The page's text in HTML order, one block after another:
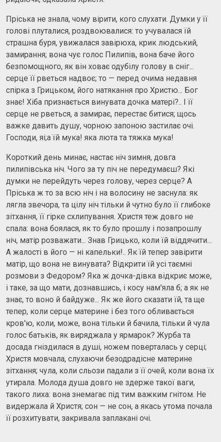
Пріська не знала, чому вірити, кого слухати. Думки у її
голові плуталися, роздвоювалися: то учувалася їй
страшна буря, увижалася завірюха, крик людський,
замирання; вона чує голос Пилипів, вона баче його
безпомощного, як він ховає одубілу голову в сніг...
серце її рветься надвоє; то — перед очима недавня
спірка з Грицьком, його натякання про Христю... Бог
знає! Хіба признається винувата дочка матері?.. І її
серце не рветься, а замирає, перестає битися; щось
важке давить душу, чорною запоною застилає очі.
Господи, яі;а їй мука! яка люта та тяжка мука!
Короткий день минає, настає ніч зимня, довга
пилипівська ніч. Чого за ту піч не передумаєш? Які
думки не перейдуть через голову, через серце? А
Пріська ж то за всю ніч і на волосину не заснула: як
лягла звечора, та цілу ніч тільки й чутно було її глибоке
зітхання, її гірке схлипування. Христя теж довго не
спала: вона боялася, як то було прошлу і позапрошлу
ніч, матір розважати... Знав Грицько, коли їй віддячити...
А жалості в його — ні капельки!.. Як їй тепер завірити
матір, що вона не винувата? Відкрити їй усі таємні
розмови з Федором? Яка ж дочка-дівка відкриє може,
і таке, за що мати, дознавшись, і косу нам'яла б; а як не
знає, то воно й байдуже... Як же його сказати їй, та ще
тепер, коли серце материне і без того обливається
кров'ю, коли, може, вона тільки й бачила, тільки й чула
голос батьків, як виряджала у ярмарок? Журба та
досада гніздилася в душі, ножем поверталась у серці;
Христя мовчала, слухаючи безодрадісне материне
зітхання; чула, коли сльози падали з її очей, коли вона їх
утирала. Молода душа довго не здерже такої ваги,
такого лиха: вона знемагає під тим важким гнітом. Не
видержала й Христя; сон — не сон, а якась утома почала
її розхитувати, закривала заплакані очі.